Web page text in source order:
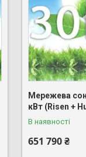
Мережева
кВт (Risen +
В наявності
651 790 ₴